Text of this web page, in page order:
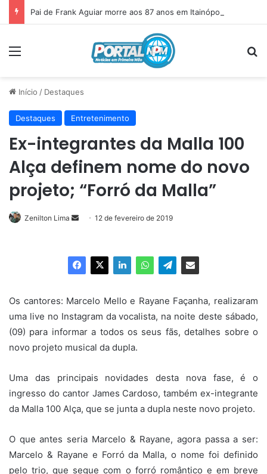
Pai de Frank Aguiar morre aos 87 anos em Itainópolis
Início / Destaques
Destaques Entretenimento
Ex-integrantes da Malla 100
Alça definem nome do novo
projeto; “Forró da Malla”
Zenilton Lima
Mande
mail
12 de fevereiro de 2019
Os cantores: Marcelo Mello e Rayane Façanha, realizaram
uma live no Instagram da vocalista, na noite deste sábado,
(09) para informar a todos os seus fãs, detalhes sobre o
novo projeto musical da dupla.
Uma das principais novidades desta nova fase, é o
ingresso do cantor James Cardoso, também ex-integrante
da Malla 100 Alça, que se junta a dupla neste novo projeto.
O que antes seria Marcelo & Rayane, agora passa a ser:
Marcelo & Rayane e Forró da Malla, o nome foi definido
pelo trio, que segue com o forró romântico e em breve